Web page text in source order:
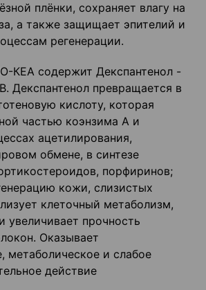
плёнки, сохраняет влагу на
а также защищает эпителий и
регенерации.
КЕА содержит Декспантенол -
Декспантенол превращается в
кислоту, которая
частью коэнзима А и
ацетилирования,
обмене, в синтезе
порфиринов;
кожи, слизистых
клеточный метаболизм,
увеличивает прочность
Оказывает
метаболическое и слабое
действие